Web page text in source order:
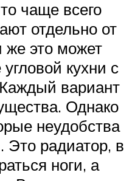
чаще всего
отдельно от
это может
кухни с
вариант
Однако
неудобства
радиатор, в
ноги, а